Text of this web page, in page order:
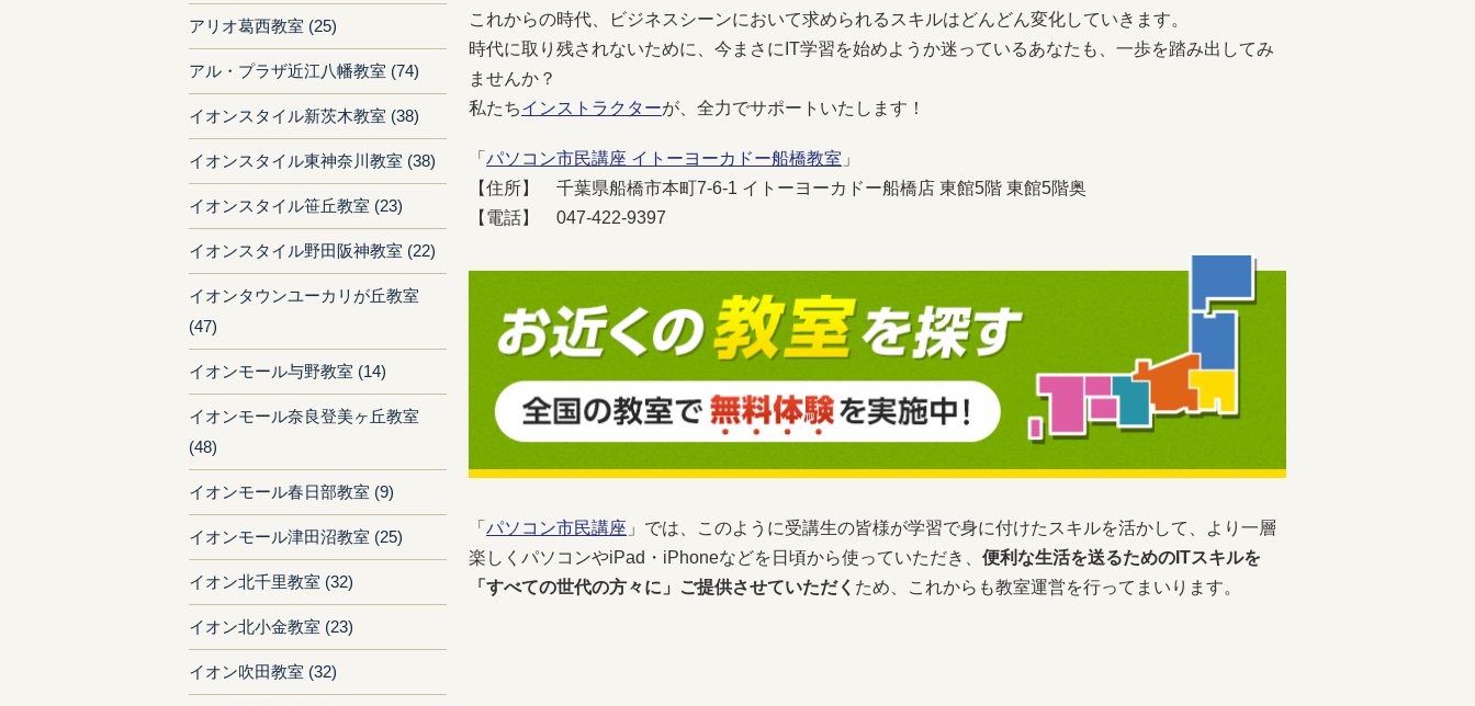
これからの時代、ビジネスシーンにおいて求められるスキルはどんどん変化していきます。
時代に取り残されないために、今まさにIT学習を始めようか迷っているあなたも、一歩を踏み出してみ
ませんか？
私たちインストラクターが、全力でサポートいたします！
「 パソコン市民講座 イトーヨーカドー船橋教室 」
【住所】 千葉県船橋市本町7-6-1 イトーヨーカドー船橋店 東館5階 東館5階奥
【電話】 047-422-9397
「 パソコン市民講座 」では、このように受講生の皆様が学習で身に付けたスキルを活かして、より一層
楽しくパソコンやiPad・iPhoneなどを日頃から使っていただき、 便利な生活を送るためのITスキルを
「すべての世代の方々に」ご提供させていただく ため、これからも教室運営を行ってまいります。
アリオ葛西教室 (25)
アル・プラザ近江八幡教室 (74)
イオンスタイル新茨木教室 (38)
イオンスタイル東神奈川教室 (38)
イオンスタイル笹丘教室 (23)
イオンスタイル野田阪神教室 (22)
イオンタウンユーカリが丘教室
(47)
イオンモール与野教室 (14)
イオンモール奈良登美ヶ丘教室
(48)
イオンモール春日部教室 (9)
イオンモール津田沼教室 (25)
イオン北千里教室 (32)
イオン北小金教室 (23)
イオン吹田教室 (32)